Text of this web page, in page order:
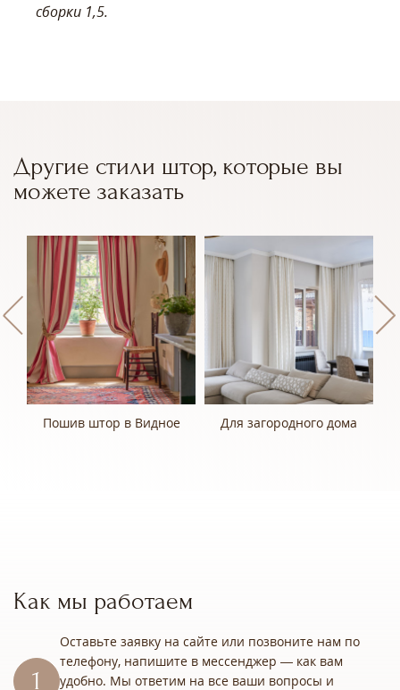
сборки 1,5.
Другие стили штор, которые вы
можете заказать
Пошив штор в Видное Для загородного дома
Как мы работаем
Оставьте заявку на сайте или позвоните нам по
телефону, напишите в мессенджер — как вам
удобно. Мы ответим на все ваши вопросы и